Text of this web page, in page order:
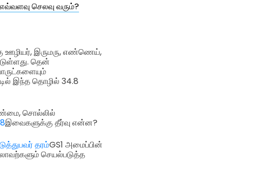
செலவு வரும்?
ஊழியர், இருமரு, எண்ணெய்,
தென்
இந்த தொழில் 34.8
சொல்லில்
இவைகளுக்கு தீர்வு என்ன?
தரம்GS1 அமைப்பின்
செயல்படுத்த